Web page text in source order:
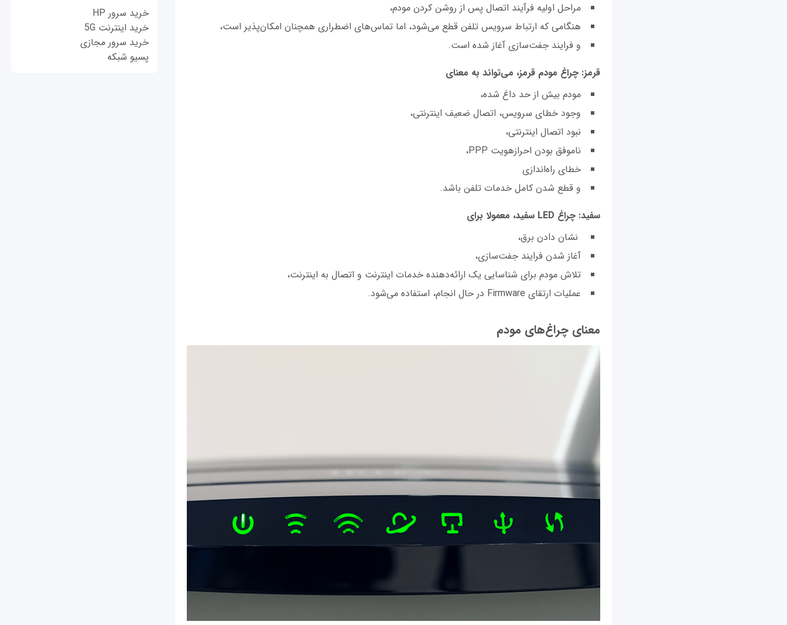
مراحل اولیه فرآیند اتصال پس از روشن کردن مودم،
هنگامی که ارتباط سرویس تلفن قطع می‌شود، اما تماس‌های اضطراری همچنان امکان‌پذیر است،
و فرایند جفت‌سازی آغاز شده است.
قرمز: چراغ مودم قرمز، می‌تواند به معنای
مودم بیش از حد داغ شده،
وجود خطای سرویس، اتصال ضعیف اینترنتی،
نبود اتصال اینترنتی،
ناموفق بودن احرازهویت PPP،
خطای راه‌اندازی
و قطع شدن کامل خدمات تلفن باشد.
سفید: چراغ LED سفید، معمولا برای
نشان دادن برق،
آغاز شدن فرایند جفت‌سازی،
تلاش مودم برای شناسایی یک ارائه‌دهنده خدمات اینترنت و اتصال به اینترنت،
عملیات ارتقای Firmware در حال انجام، استفاده می‌شود.
معنای چراغ‌های مودم
خرید سرور HP
خرید اینترنت 5G
خرید سرور مجازی
پسیو شبکه